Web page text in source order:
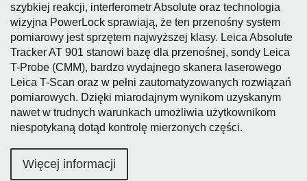
szybkiej reakcji, interferometr Absolute oraz technologia
wizyjna PowerLock sprawiają, że ten przenośny system
pomiarowy jest sprzętem najwyższej klasy. Leica Absolute
Tracker AT 901 stanowi bazę dla przenośnej, sondy Leica
T-Probe (CMM), bardzo wydajnego skanera laserowego
Leica T-Scan oraz w pełni zautomatyzowanych rozwiązań
pomiarowych. Dzięki miarodajnym wynikom uzyskanym
nawet w trudnych warunkach umożliwia użytkownikom
niespotykaną dotąd kontrolę mierzonych części.
Więcej informacji